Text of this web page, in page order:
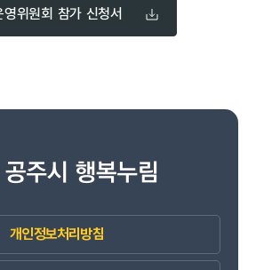
영위원회 참가 신청서
개인정보처리방침